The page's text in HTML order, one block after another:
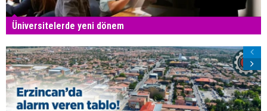
Üniversitelerde yeni dönem